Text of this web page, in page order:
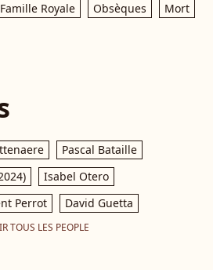
Famille Royale Obsèques
Mort
Pascal Bataille
Isabel Otero
Perrot David Guetta
TOUS LES PEOPLE